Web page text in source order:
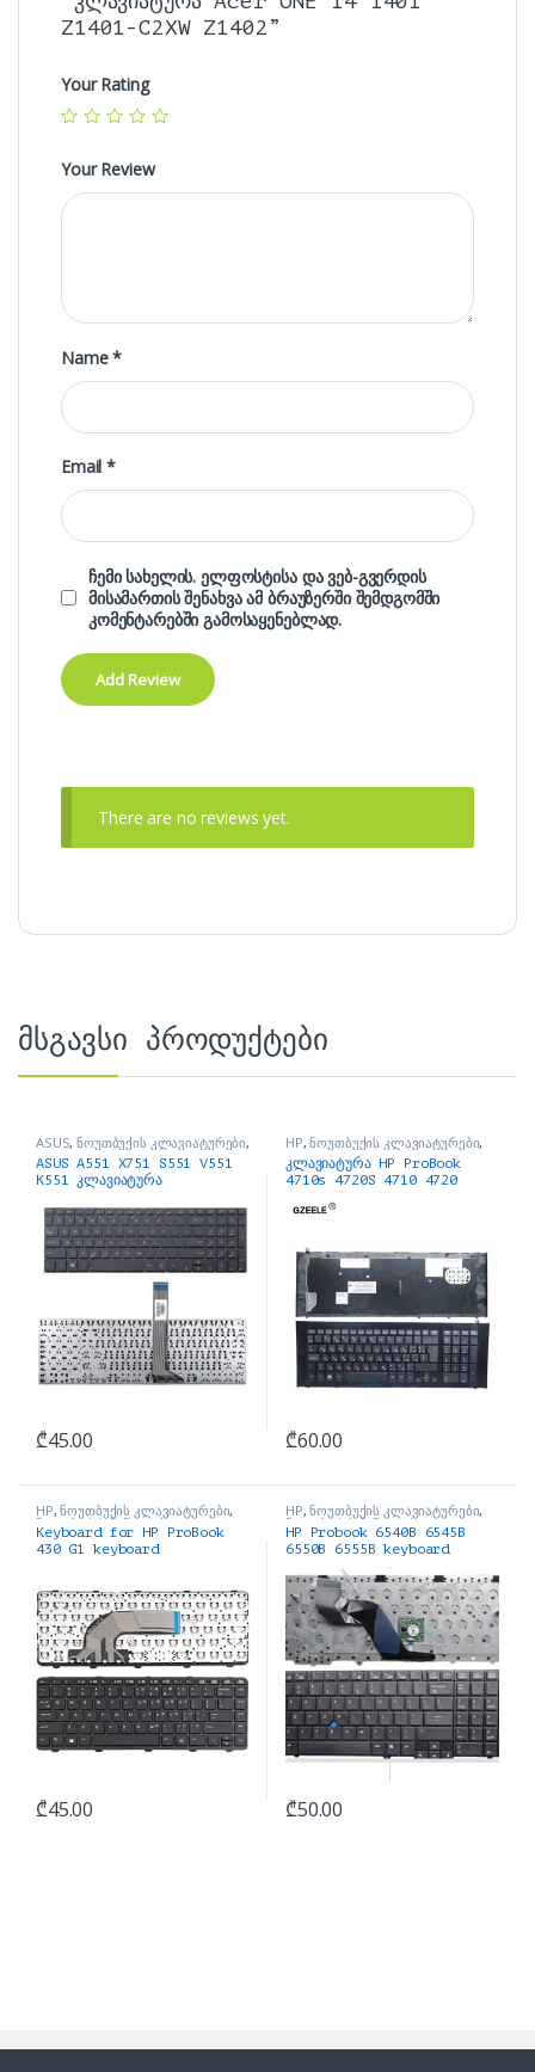
Z1401-C2XW Z1402”
Your Rating
Your Review
Name*
Email*
ჩემი სახელის. ელფოსტისა და ვებ-გვერდის
მისამართის შენახვა ამ ბრაუზერში შემდგომში
კომენტარებში გამოსაყენებლად.
There are no reviews yet.
მსგავსი პროდუქტები
ASUS,ნოუთბუქის კლავიატურები,
ნოუთბუქის ნაწილები და
აქსესუარები
ASUS A551 X751 S551 V551
K551 კლავიატურა
₾45.00
HP,ნოუთბუქის კლავიატურები,
ნოუთბუქის ნაწილები და
აქსესუარები
კლავიატურა HP ProBook
4710s 4720S 4710 4720
₾60.00
HP,ნოუთბუქის კლავიატურები,
ნოუთბუქის ნაწილები და
აქსესუარები
Keyboard for HP ProBook
430 G1 keyboard
₾45.00
HP,ნოუთბუქის კლავიატურები,
ნოუთბუქის ნაწილები და
აქსესუარები
HP Probook 6540B 6545B
6550B 6555B keyboard
₾50.00